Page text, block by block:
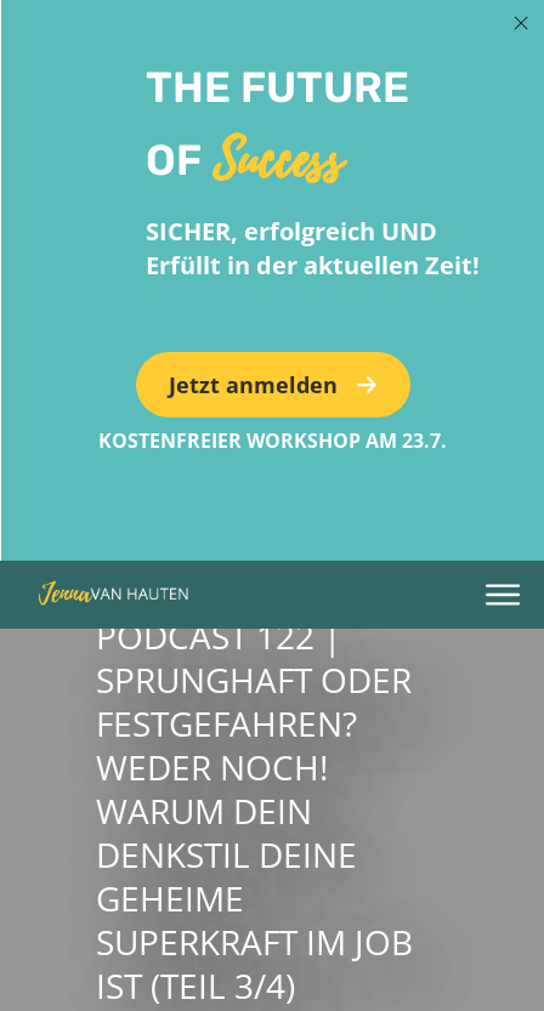
PODCAST 122 |
SPRUNGHAFT ODER
FESTGEFAHREN?
WEDER NOCH!
WARUM DEIN
DENKSTIL DEINE
GEHEIME
SUPERKRAFT IM JOB
IST (TEIL 3/4)
THE FUTURE
OF Success
SICHER, erfolgreich UND
Erfüllt in der aktuellen Zeit!
Jetzt anmelden
KOSTENFREIER WORKSHOP AM 23.7.